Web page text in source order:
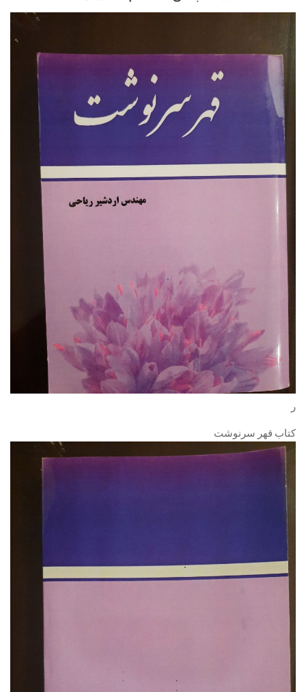
ر
کتاب قهر سرنوشت